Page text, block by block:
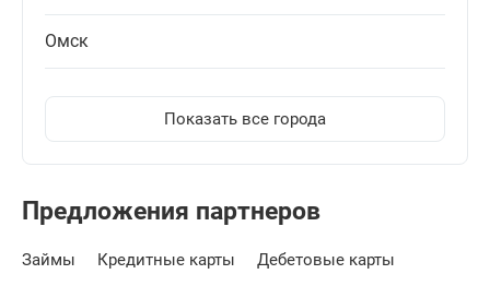
Омск
Показать все города
Предложения партнеров
Займы Кредитные карты Дебетовые карты